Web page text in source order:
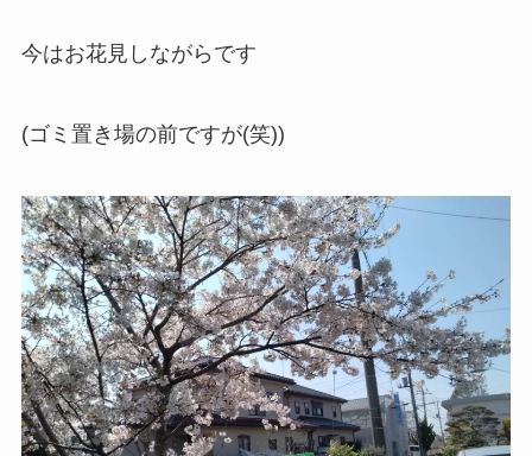
今はお花見しながらです
(ゴミ置き場の前ですが(笑))